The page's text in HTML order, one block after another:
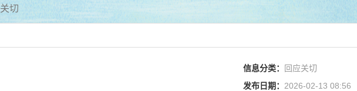
切
信息分类：
回应关切
发布日期： 2026-02-13 08:56